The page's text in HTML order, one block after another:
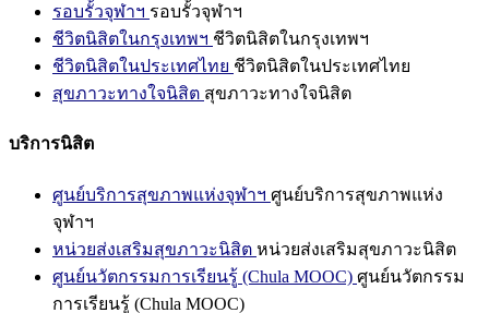
รอบรั้วจุฬาฯ รอบรั้วจุฬาฯ
ชีวิตนิสิตในกรุงเทพฯ ชีวิตนิสิตในกรุงเทพฯ
ชีวิตนิสิตในประเทศไทย ชีวิตนิสิตในประเทศไทย
สุขภาวะทางใจนิสิต สุขภาวะทางใจนิสิต
บริการนิสิต
ศูนย์บริการสุขภาพแห่งจุฬาฯ ศูนย์บริการสุขภาพแห่ง
จุฬาฯ
หน่วยส่งเสริมสุขภาวะนิสิต หน่วยส่งเสริมสุขภาวะนิสิต
ศูนย์นวัตกรรมการเรียนรู้ (Chula MOOC) ศูนย์นวัตกรรม
การเรียนรู้ (Chula MOOC)